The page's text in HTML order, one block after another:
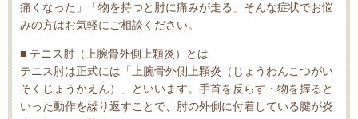
痛くなった」「物を持つと肘に痛みが走る」そんな症状でお悩
みの方はお気軽にご相談ください。
■ テニス肘（上腕骨外側上顆炎）とは
テニス肘は正式には「上腕骨外側上顆炎（じょうわんこつがい
そくじょうかえん）」といいます。手首を反らす・物を握ると
いった動作を繰り返すことで、肘の外側に付着している腱が炎